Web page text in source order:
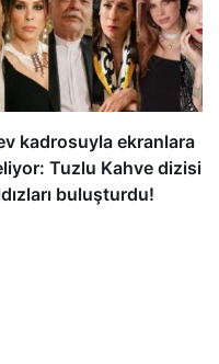
kadrosuyla ekranlara
Tuzlu Kahve dizisi
buluşturdu!